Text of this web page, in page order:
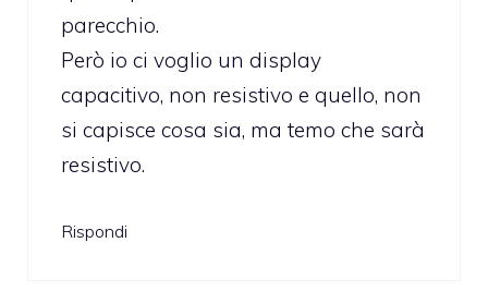
parecchio.
Però io ci voglio un display
capacitivo, non resistivo e quello, non
si capisce cosa sia, ma temo che sarà
resistivo.
Rispondi